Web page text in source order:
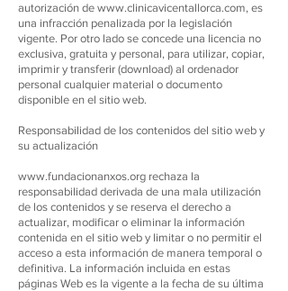
autorización de www.clinicavicentallorca.com, es
una infracción penalizada por la legislación
vigente. Por otro lado se concede una licencia no
exclusiva, gratuita y personal, para utilizar, copiar,
imprimir y transferir (download) al ordenador
personal cualquier material o documento
disponible en el sitio web.
Responsabilidad de los contenidos del sitio web y
su actualización
www.fundacionanxos.org rechaza la
responsabilidad derivada de una mala utilización
de los contenidos y se reserva el derecho a
actualizar, modificar o eliminar la información
contenida en el sitio web y limitar o no permitir el
acceso a esta información de manera temporal o
definitiva. La información incluida en estas
páginas Web es la vigente a la fecha de su última